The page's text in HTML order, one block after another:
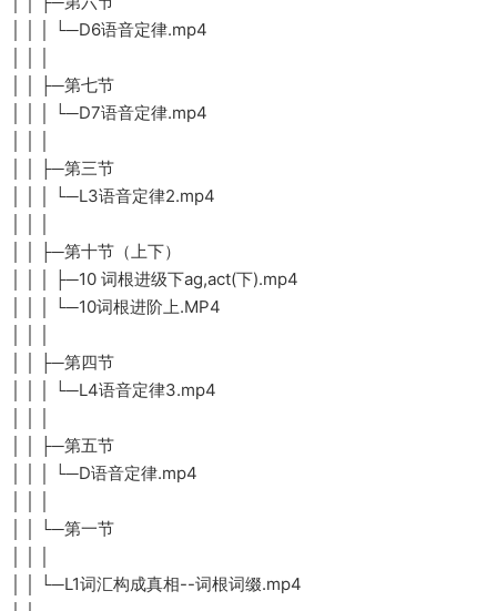
│ │ │ └─D6语音定律.mp4
│ │ ├─第七节
│ │ │ └─D7语音定律.mp4
│ │ ├─第三节
│ │ │ └─L3语音定律2.mp4
│ │ ├─第十节（上下）
│ │ │ ├─10 词根进级下ag,act(下).mp4
│ │ │ └─10词根进阶上.MP4
│ │ ├─第四节
│ │ │ └─L4语音定律3.mp4
│ │ ├─第五节
│ │ │ └─D语音定律.mp4
│ │ └─第一节
│ │ └─L1词汇构成真相--词根词缀.mp4